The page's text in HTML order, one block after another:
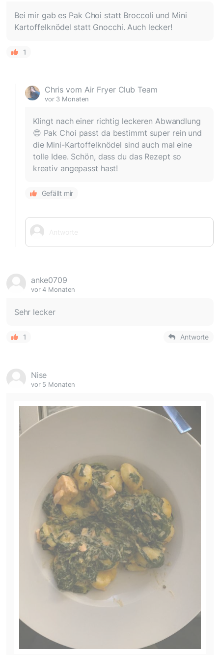
Bei mir gab es Pak Choi statt Broccoli und Mini
Kartoffelknödel statt Gnocchi. Auch lecker!
1
Chris vom Air Fryer Club Team
vor 3 Monaten
Klingt nach einer richtig leckeren Abwandlung
😍 Pak Choi passt da bestimmt super rein und
die Mini-Kartoffelknödel sind auch mal eine
tolle Idee. Schön, dass du das Rezept so
kreativ angepasst hast!
Gefällt mir
anke0709
vor 4 Monaten
Sehr lecker
1 Antworte
Nise
vor 5 Monaten